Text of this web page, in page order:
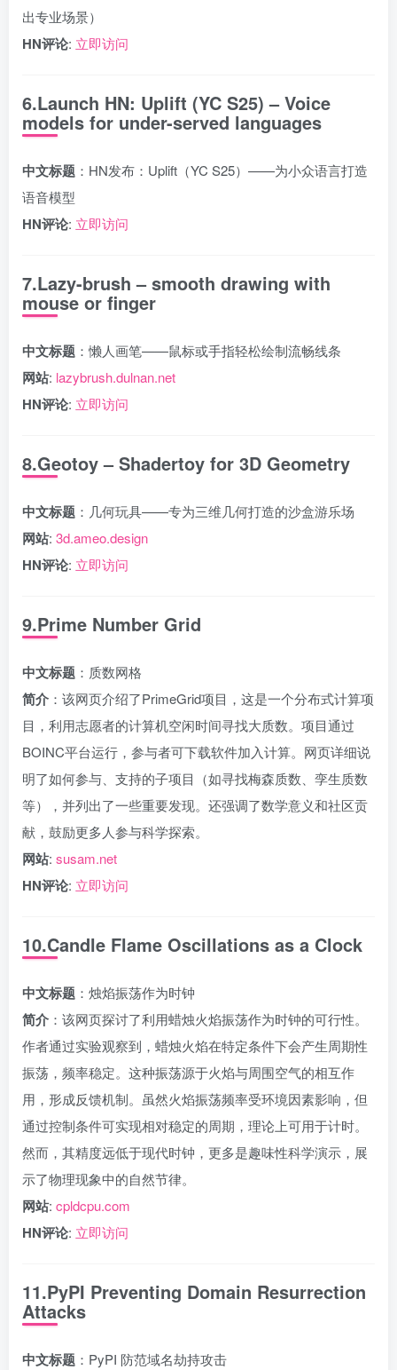
出专业场景）
HN评论: 立即访问
6.Launch HN: Uplift (YC S25) – Voice
models for under-served languages
中文标题 ：HN发布：Uplift（YC S25）——为小众语言打造
语音模型
HN评论: 立即访问
7.Lazy-brush – smooth drawing with
mouse or finger
中文标题 ：懒人画笔——鼠标或手指轻松绘制流畅线条
网站: lazybrush.dulnan.net
HN评论: 立即访问
8.Geotoy – Shadertoy for 3D Geometry
中文标题 ：几何玩具——专为三维几何打造的沙盒游乐场
网站: 3d.ameo.design
HN评论: 立即访问
9.Prime Number Grid
中文标题 ：质数网格
简介 ：该网页介绍了PrimeGrid项目，这是一个分布式计算项
目，利用志愿者的计算机空闲时间寻找大质数。项目通过
BOINC平台运行，参与者可下载软件加入计算。网页详细说
明了如何参与、支持的子项目（如寻找梅森质数、孪生质数
等），并列出了一些重要发现。还强调了数学意义和社区贡
献，鼓励更多人参与科学探索。
网站: susam.net
HN评论: 立即访问
10.Candle Flame Oscillations as a Clock
中文标题 ：烛焰振荡作为时钟
简介 ：该网页探讨了利用蜡烛火焰振荡作为时钟的可行性。
作者通过实验观察到，蜡烛火焰在特定条件下会产生周期性
振荡，频率稳定。这种振荡源于火焰与周围空气的相互作
用，形成反馈机制。虽然火焰振荡频率受环境因素影响，但
通过控制条件可实现相对稳定的周期，理论上可用于计时。
然而，其精度远低于现代时钟，更多是趣味性科学演示，展
示了物理现象中的自然节律。
网站: cpldcpu.com
HN评论: 立即访问
11.PyPI Preventing Domain Resurrection
Attacks
中文标题 ：PyPI 防范域名劫持攻击